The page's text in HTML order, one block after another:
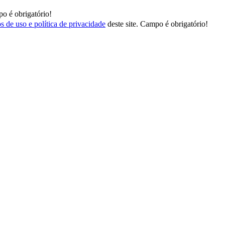
é obrigatório!
de uso e política de privacidade deste site. Campo é obrigatório!